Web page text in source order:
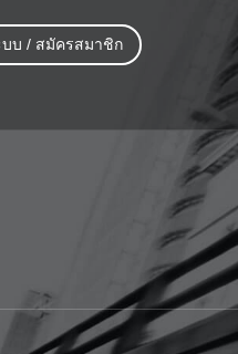
บบ / สมัครสมาชิก